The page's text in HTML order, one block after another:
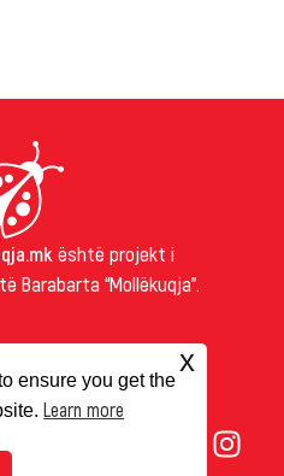
është projekt i
Barabarta “Mollëkuqja”.
ensure you get the
Learn more
x